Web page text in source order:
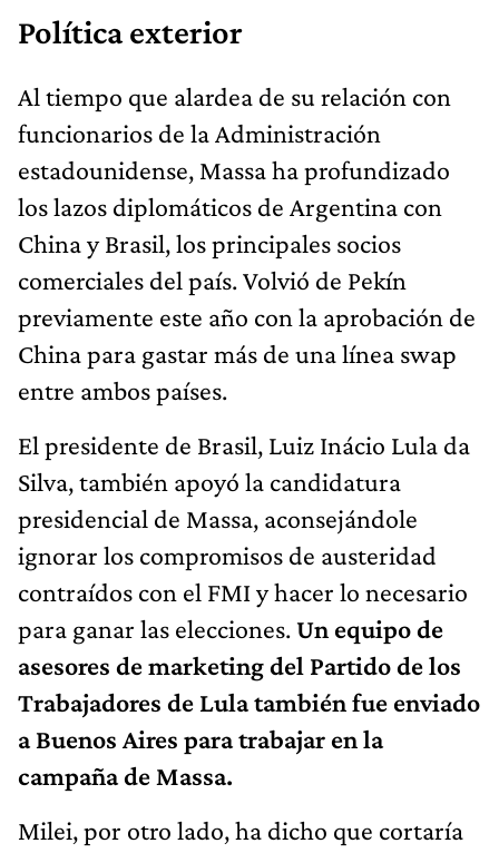
Política exterior
Al tiempo que alardea de su relación con
funcionarios de la Administración
estadounidense, Massa ha profundizado
los lazos diplomáticos de Argentina con
China y Brasil, los principales socios
comerciales del país. Volvió de Pekín
previamente este año con la aprobación de
China para gastar más de una línea swap
entre ambos países.
El presidente de Brasil, Luiz Inácio Lula da
Silva, también apoyó la candidatura
presidencial de Massa, aconsejándole
ignorar los compromisos de austeridad
contraídos con el FMI y hacer lo necesario
para ganar las elecciones.Un equipo de
asesores de marketing del Partido de los
Trabajadores de Lula también fue enviado
a Buenos Aires para trabajar en la
campaña de Massa.
Milei, por otro lado, ha dicho que cortaría